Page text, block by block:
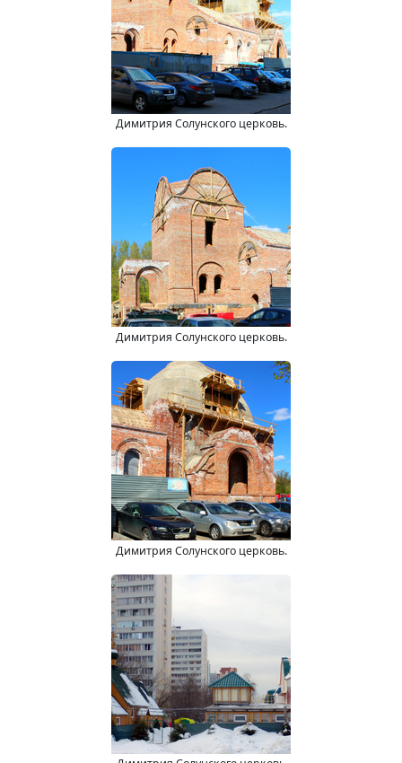
Димитрия Солунского церковь.
Димитрия Солунского церковь.
Димитрия Солунского церковь.